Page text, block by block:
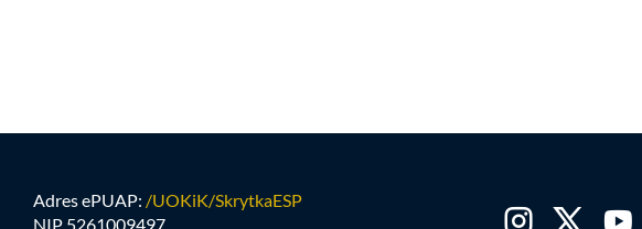
Adres ePUAP: /UOKiK/SkrytkaESP
NIP 5261009497